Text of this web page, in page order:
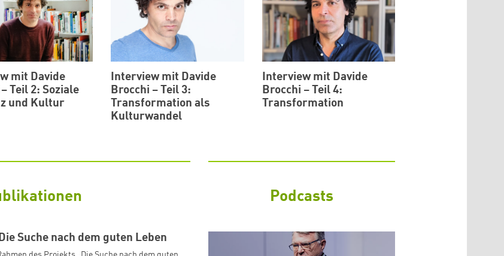
mit Davide
Teil 2: Soziale
und Kultur
Interview mit Davide
Brocchi – Teil 3:
Transformation als
Kulturwandel
Interview mit Davide
Brocchi – Teil 4:
Transformation
Suche nach dem guten Leben
Podcasts